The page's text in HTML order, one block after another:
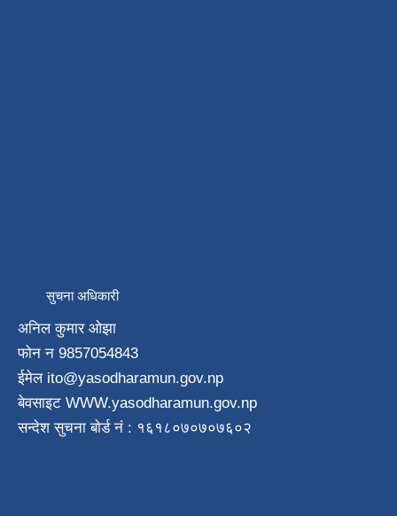
सुचना अधिकारी
अनिल कुमार ओझा
फाेन न‌ 9857054843
ईमेल ito@yasodharamun.gov.np
बेवसाइट WWW.yasodharamun.gov.np
सन्देश सुचना बाेर्ड न‌ं : १६१८०७०७०७६०२